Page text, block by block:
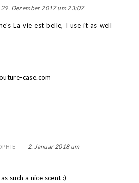
29. Dezember 2017 um 23:07
La vie est belle, I use it as well
case.com
2. Januar 2018 um
such a nice scent :)